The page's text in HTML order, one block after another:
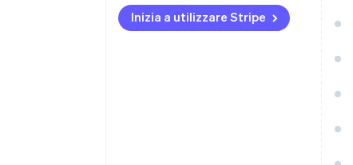
Inizia a utilizzare Stripe